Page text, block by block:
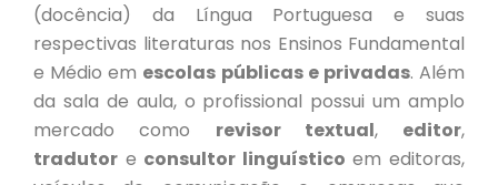
(docência) da Língua Portuguesa e suas
respectivas literaturas nos Ensinos Fundamental
e Médio em escolas públicas e privadas. Além
da sala de aula, o profissional possui um amplo
mercado como revisor textual, editor,
tradutor e consultor linguístico em editoras,